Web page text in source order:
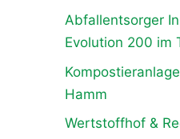
Abfallentsorger
Evolution 200 im
Hamm
Wertstoffhof &